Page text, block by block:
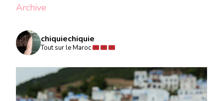
Archive
chiquiechiquie
Tout sur le Maroc